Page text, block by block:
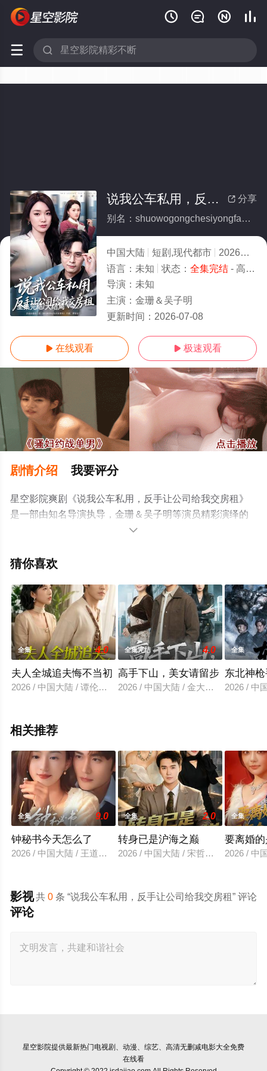
   
 
全集完结/大结局
 分享
说我公车私用，反手让公司给我交房租(全集)
别名：shuowogongchesiyongfanshouranggongsigeiwojiaofangzu
中国大陆 短剧,现代都市 2026
4.0
语言： 未知 状态： 全集完结- 高清免费在线观看
导演： 未知
主演： 金珊＆吴子明
更新时间： 2026-07-08
 在线观看  极速观看
剧情介绍 我要评分
星空影院爽剧《说我公车私用，反手让公司给我交房租》
是一部由知名导演执导，金珊＆吴子明等演员精彩演绎的
中国大陆电视剧，大结局剧情已揭晓（全集完结），手机
网，更多相关信息可移步至豆瓣电视剧、电视猫或剧情网

猜你喜欢
全集 4.0
夫人全城追夫悔不当初
2026 / 中国大陆 / 谭伦＆何为
全集完结 4.0
高手下山，美女请留步
2026 / 中国大陆 / 金大钟＆李图图
全集
东北神
2026 / 中
相关推荐
全集 9.0
钟秘书今天怎么了
2026 / 中国大陆 / 王道铁＆谭盐盐
全集 2.0
转身已是沪海之巅
2026 / 中国大陆 / 宋哲伦＆陈丹
全集
要离婚
2026 / 中
共0 条 “说我公车私用，反手让公司给我交房租” 评论
影视
评论
星空影院提供最新热门电视剧、动漫、综艺、高清无删减电影大全免费
在线看